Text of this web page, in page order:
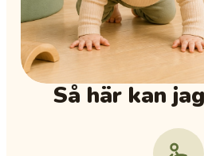
Så här kan